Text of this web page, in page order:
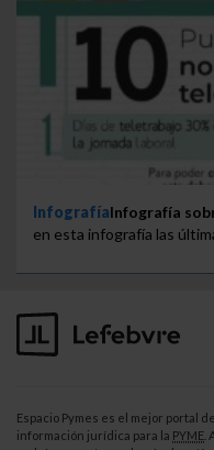
InfografíaInfografía
en esta infografía las
Espacio Pymes es el mejor portal de
información jurídica para la PYME